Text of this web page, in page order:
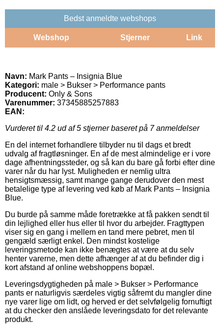
Bedst anmeldte webshops
Webshop Stjerner Link
Navn: Mark Pants – Insignia Blue
Kategori: male > Bukser > Performance pants
Producent: Only & Sons
Varenummer: 37345885257883
EAN:
Vurderet til 4.2 ud af 5 stjerner baseret på 7anmeldelser
En del internet forhandlere tilbyder nu til dags et bredt
udvalg af fragtløsninger. En af de mest almindelige er i vore
dage afhentningssteder, og så kan du bare gå forbi efter dine
varer når du har lyst. Muligheden er nemlig ultra
hensigtsmæssig, samt mange gange derudover den mest
betalelige type af levering ved køb af Mark Pants – Insignia
Blue.
Du burde på samme måde foretrække at få pakken sendt til
din lejlighed eller hus eller til hvor du arbejder. Fragttypen
viser sig en gang i mellem en tand mere pebret, men til
gengæld særligt enkel. Den mindst kostelige
leveringsmetode kan ikke benægtes at være at du selv
henter varerne, men dette afhænger af at du befinder dig i
kort afstand af online webshoppens bopæl.
Leveringsdygtigheden på male > Bukser > Performance
pants er naturligvis særdeles vigtig såfremt du mangler dine
nye varer lige om lidt, og herved er det selvfølgelig fornuftigt
at du checker den anslåede leveringsdato for det relevante
produkt.